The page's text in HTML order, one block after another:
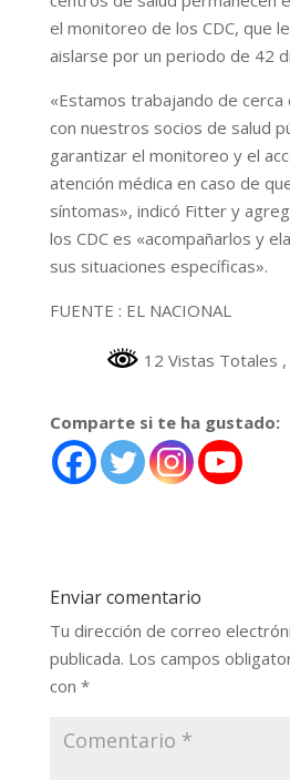
el monitoreo de los CDC, que
aislarse por un periodo de 42
«Estamos trabajando de
con nuestros socios de salud
garantizar el monitoreo y el
atención médica en caso de
síntomas», indicó Fitter y
los CDC es «acompañarlos y
sus situaciones específicas».
FUENTE : EL NACIONAL
12 Vistas Totales
Comparte si te ha gustado:
Enviar comentario
Tu dirección de correo
publicada. Los campos
con *